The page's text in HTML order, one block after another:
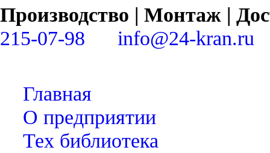
Производство | Монтаж |
215-07-98
info@24-kran.ru
Главная
О предприятии
Тех библиотека